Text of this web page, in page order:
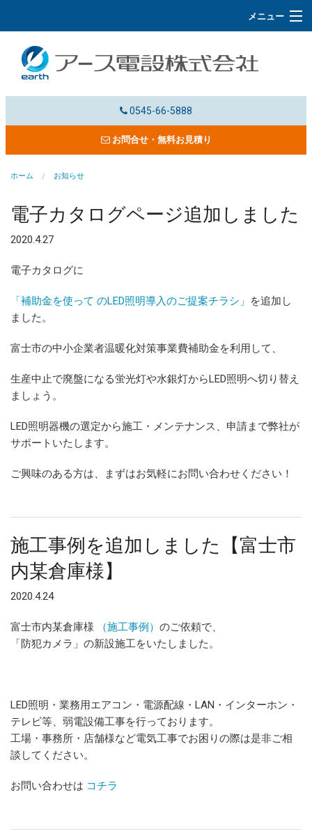
メニュー
ホーム
事業概要
会社概要
協力会社募集・採用情報
よくあるご質問
富士山LIVE
お問合せ
0545-66-5888
お問合せ・無料お見積り
ホーム お知らせ
電子カタログページ追加しました
2020.4.27
電子カタログに
「補助金を使って のLED照明導入のご提案チラシ」
を追加し
ました。
富士市の中小企業者温暖化対策事業費補助金を利用して、
生産中止で廃盤になる蛍光灯や水銀灯からLED照明へ切り替え
ましょう。
LED照明器機の選定から施工・メンテナンス、申請まで弊社が
サポートいたします。
ご興味のある方は、まずはお気軽にお問い合わせください！
施工事例を追加しました【富士市
内某倉庫様】
2020.4.24
富士市内某倉庫様 （施工事例） のご依頼で、
「防犯カメラ」の新設施工をいたしました。
LED照明・業務用エアコン・電源配線・LAN・インターホン・
テレビ等、弱電設備工事を行っております。
工場・事務所・店舗様など電気工事でお困りの際は是非ご相
談してください。
お問い合わせは コチラ